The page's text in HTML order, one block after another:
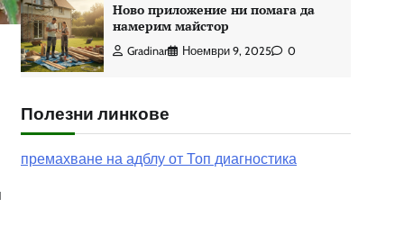
Ново приложение ни помага да
намерим майстор
Gradinar Ноември 9, 2025 0
Полезни линкове
премахване на адблу от Топ диагностика